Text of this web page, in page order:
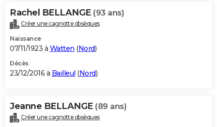
Rachel BELLANGE (93 ans)
Créer une cagnotte obsèques
Naissance
07/11/1923 à Watten (Nord)
Décès
23/12/2016 à Bailleul (Nord)
Jeanne BELLANGE (89 ans)
Créer une cagnotte obsèques